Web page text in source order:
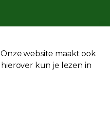
website maakt ook
kun je lezen in